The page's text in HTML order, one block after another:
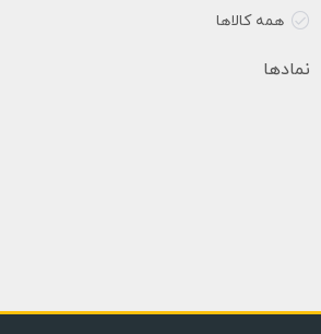
همه کالاها
نمادها